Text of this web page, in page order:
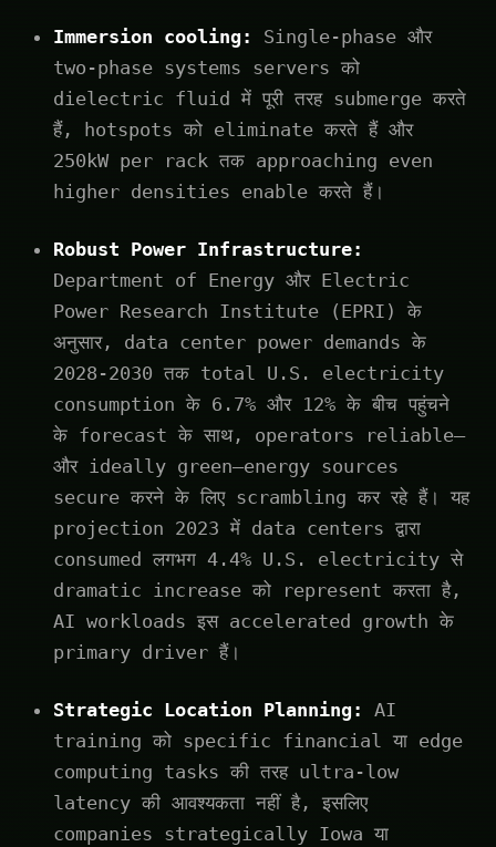
Immersion cooling:
Single-phase और
two-phase systems servers को
dielectric fluid में पूरी तरह submerge करते
हैं, hotspots को eliminate करते हैं और
250kW per rack तक approaching even
higher densities enable करते हैं।
Robust Power Infrastructure:
Department of Energy और Electric
Power Research Institute (EPRI) के
अनुसार, data center power demands के
2028-2030 तक total U.S. electricity
consumption के 6.7% और 12% के बीच पहुंचने
के forecast के साथ, operators reliable—
और ideally green—energy sources
secure करने के लिए scrambling कर रहे हैं। यह
projection 2023 में data centers द्वारा
consumed लगभग 4.4% U.S. electricity से
dramatic increase को represent करता है,
AI workloads इस accelerated growth के
primary driver हैं।
Strategic Location Planning:
AI
training को specific financial या edge
computing tasks की तरह ultra-low
latency की आवश्यकता नहीं है, इसलिए
companies strategically Iowa या